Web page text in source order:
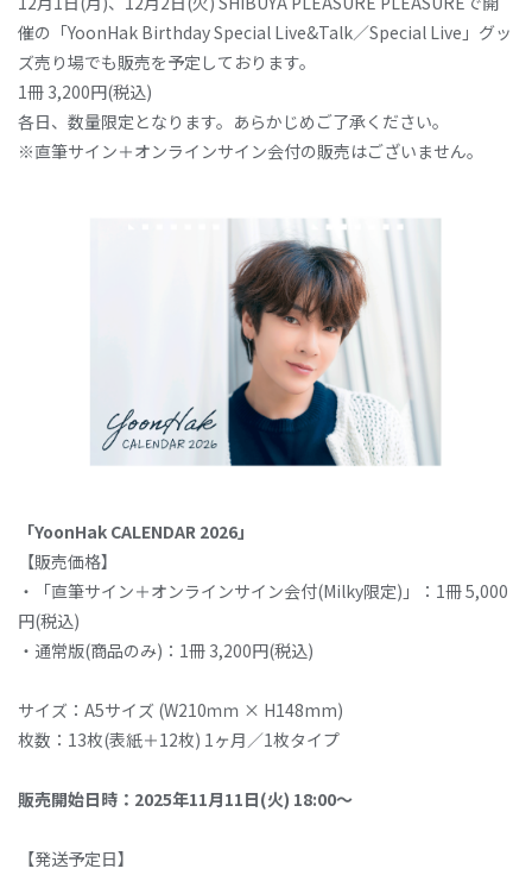
催の「YoonHak Birthday Special Live&Talk／Special Live」グッ
ズ売り場でも販売を予定しております。
1冊 3,200円(税込)
各日、数量限定となります。あらかじめご了承ください。
※直筆サイン＋オンラインサイン会付の販売はございません。
「YoonHak CALENDAR 2026」
【販売価格】
・「直筆サイン＋オンラインサイン会付(Milky限定)」：1冊 5,000
円(税込)
・通常版(商品のみ)：1冊 3,200円(税込)
サイズ：A5サイズ (W210ｍｍ × H148mm)
枚数：13枚(表紙＋12枚) 1ヶ月／1枚タイプ
販売開始日時：2025年11月11日(火) 18:00～
【発送予定日】